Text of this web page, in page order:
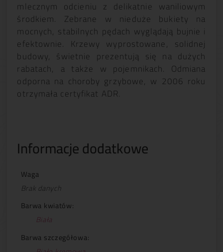
mlecznym odcieniu z delikatnie waniliowym
środkiem. Zebrane w nieduże bukiety na
mocnych, stabilnych pędach wyglądają bujnie i
efektownie. Krzewy wyprostowane, solidnej
budowy, świetnie prezentują się na dużych
rabatach, a także w pojemnikach. Odmiana
odporna na choroby grzybowe, w 2006 roku
otrzymała certyfikat ADR.
Informacje dodatkowe
Waga
Brak danych
Barwa kwiatów:
Biała
Barwa szczegółowa: